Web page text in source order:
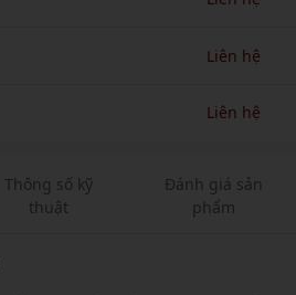
Liên hệ
Liên hệ
Thông số kỹ
thuật
Đánh giá sản
phẩm